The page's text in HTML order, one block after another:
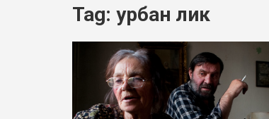
Tag: урбан лик